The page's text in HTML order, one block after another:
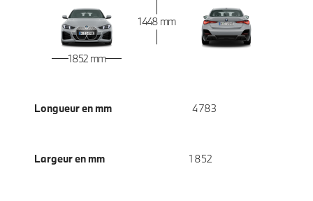
1 852 mm
1 448 mm
Longueur en mm 4 783
Largeur en mm 1 852